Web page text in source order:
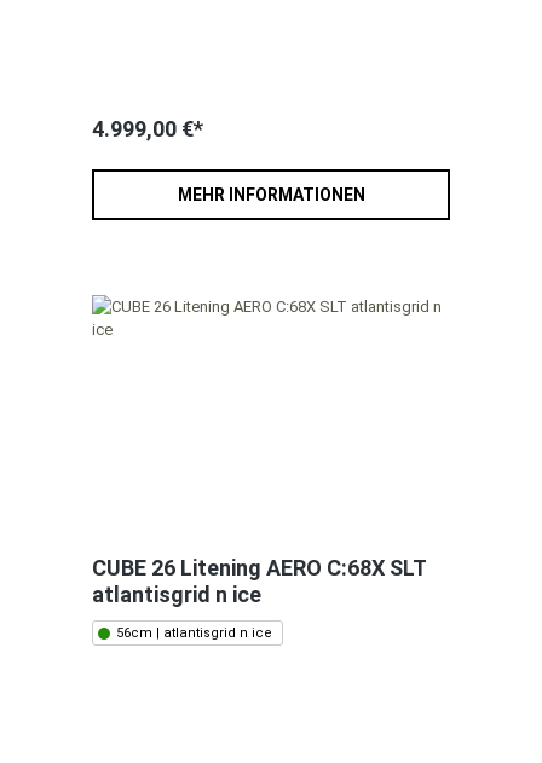
4.999,00 €*
MEHR INFORMATIONEN
CUBE 26 Litening AERO C:68X SLT
atlantisgrid n ice
56cm | atlantisgrid n ice